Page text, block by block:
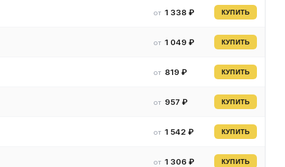
от 1 338 ₽ КУПИТЬ
от 1 049 ₽ КУПИТЬ
от 819 ₽ КУПИТЬ
от 957 ₽ КУПИТЬ
от 1 542 ₽ КУПИТЬ
от 1 306 ₽ КУПИТЬ